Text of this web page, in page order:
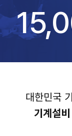
대한민국
기계설